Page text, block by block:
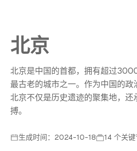
北京
北京是中国的首都，拥有超过
最古老的城市之一。作为中国的政
北京不仅是历史遗迹的聚集地，
搏。
生成时间：2024-10-18 14 个关键